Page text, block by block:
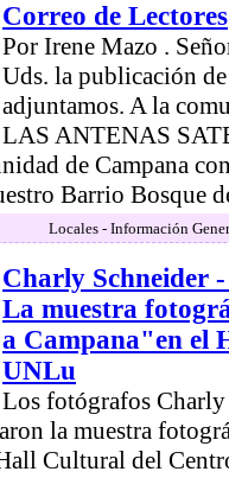
Correo de Lectores
Por Irene Mazo .
Uds. la publicación
adjuntamos. A la
LAS ANTENAS
de Campana
Barrio Bosque
Locales - Información
Charly Schneider
La muestra
a Campana"en el
UNLu
Los fotógrafos
la muestra
Cultural del